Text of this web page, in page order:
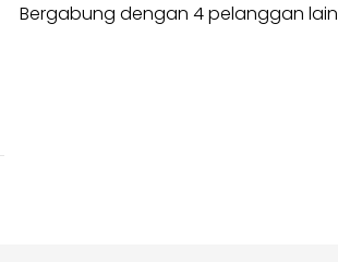
Bergabung dengan 4 pelanggan lain